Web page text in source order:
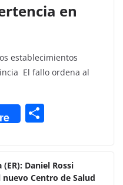
en
establecimientos
El fallo ordena al
p
(ER): Daniel Rossi
Centro de Salud